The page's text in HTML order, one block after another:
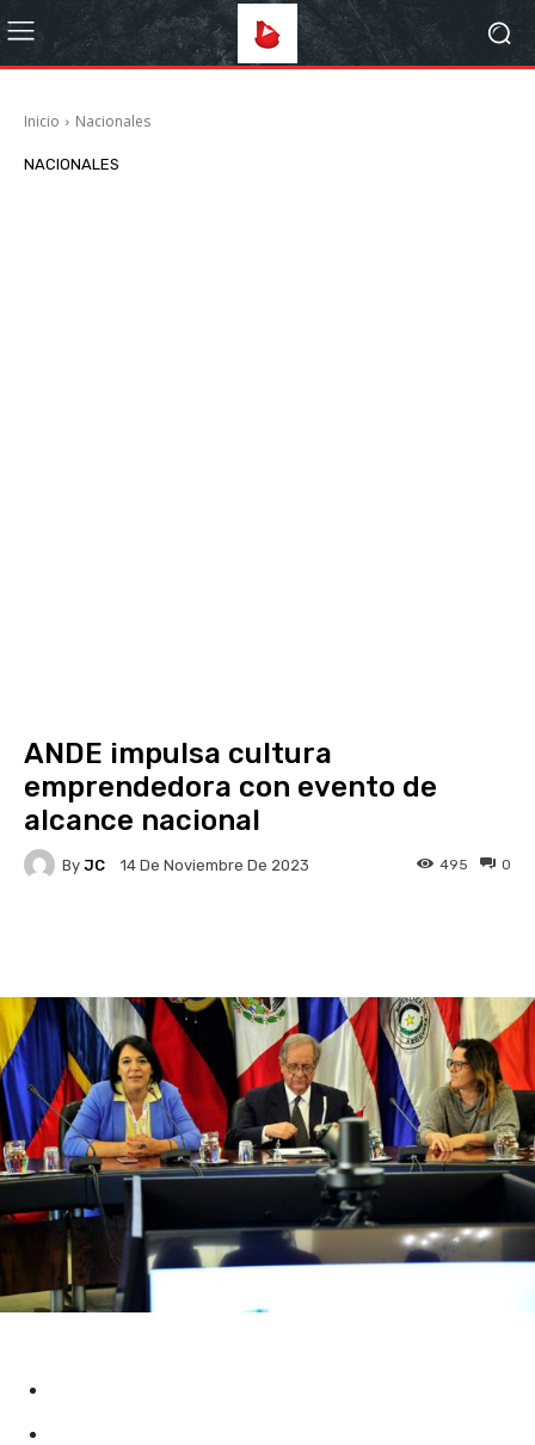
Inicio Nacionales
NACIONALES
ANDE impulsa cultura
emprendedora con evento de
alcance nacional
By JC 14 De Noviembre De 2023 0
495